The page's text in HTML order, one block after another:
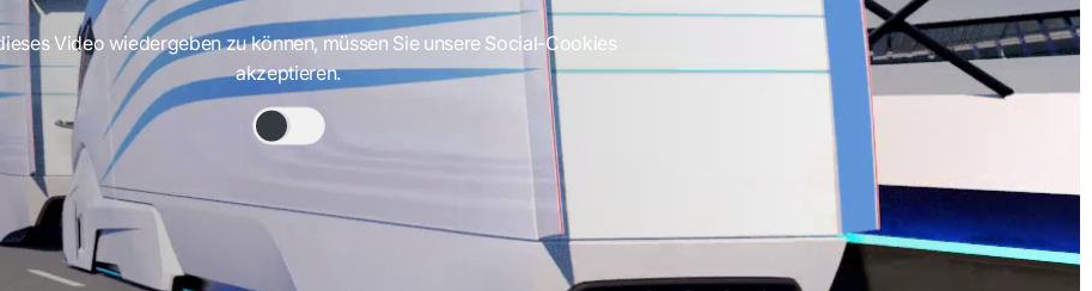
Video wiedergeben zu können, müssen Sie unsere Social-Cookies
akzeptieren.